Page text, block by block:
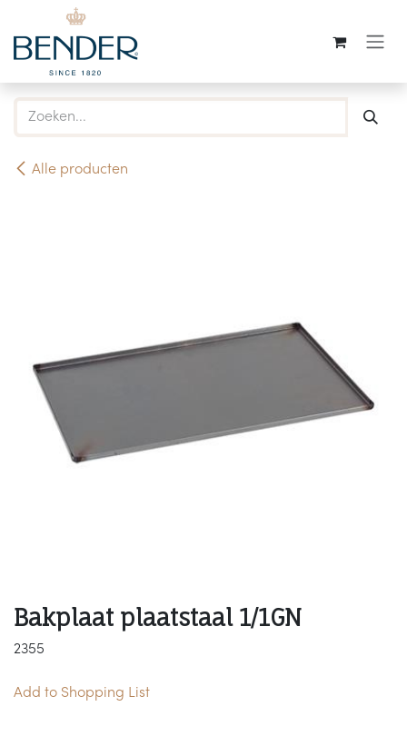
Overslaan naar inhoud
Alle producten
Bakplaat plaatstaal 1/1GN
2355
Add to Shopping List